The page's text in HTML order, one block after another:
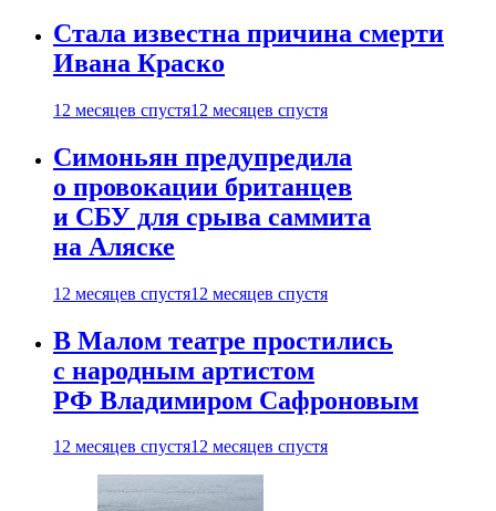
Стала известна причина смерти
Ивана Краско
12 месяцев спустя12 месяцев спустя
Симоньян предупредила
о провокации британцев
и СБУ для срыва саммита
на Аляске
12 месяцев спустя12 месяцев спустя
В Малом театре простились
с народным артистом
РФ Владимиром Сафроновым
12 месяцев спустя12 месяцев спустя